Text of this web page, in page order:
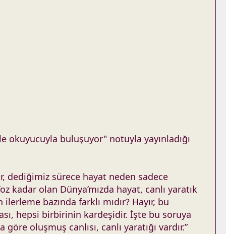
okuyucuyla buluşuyor" notuyla yayınladığı
dediğimiz sürece hayat neden sadece
olan Dünya’mızda hayat, canlı yaratık
bazında farklı mıdır? Hayır, bu
hepsi birbirinin kardeşidir. İşte bu soruya
oluşmuş canlısı, canlı yaratığı vardır.”